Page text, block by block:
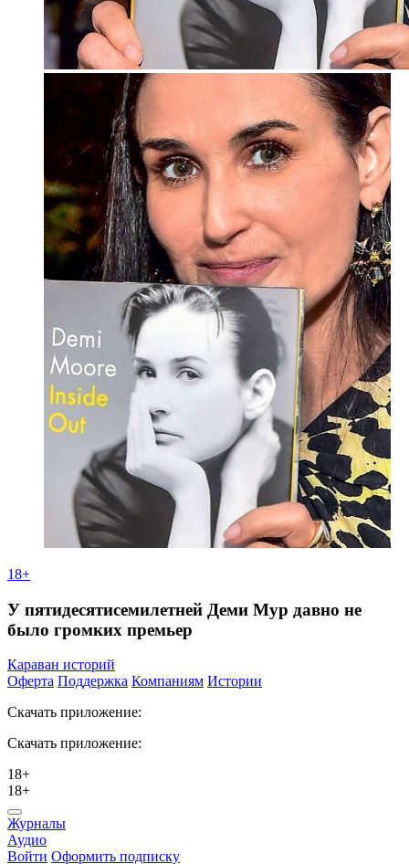
18+
У пятидесятисемилетней Деми Мур давно не
было громких премьер
Караван историй
Оферта Поддержка Компаниям Истории
Скачать приложение:
Скачать приложение:
18+
18+
Журналы
Аудио
Войти Оформить подписку